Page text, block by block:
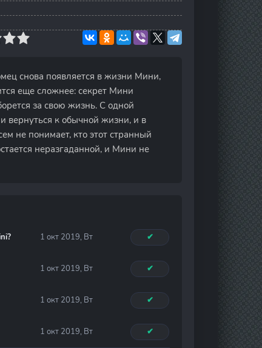
снова появляется в жизни Мини,
еще сложнее: секрет Мини
за свою жизнь. С одной
вернуться к обычной жизни, и в
не понимает, кто этот странный
неразгаданной, и Мини не
1 окт 2019, Вт ✔
1 окт 2019, Вт ✔
1 окт 2019, Вт ✔
1 окт 2019, Вт ✔